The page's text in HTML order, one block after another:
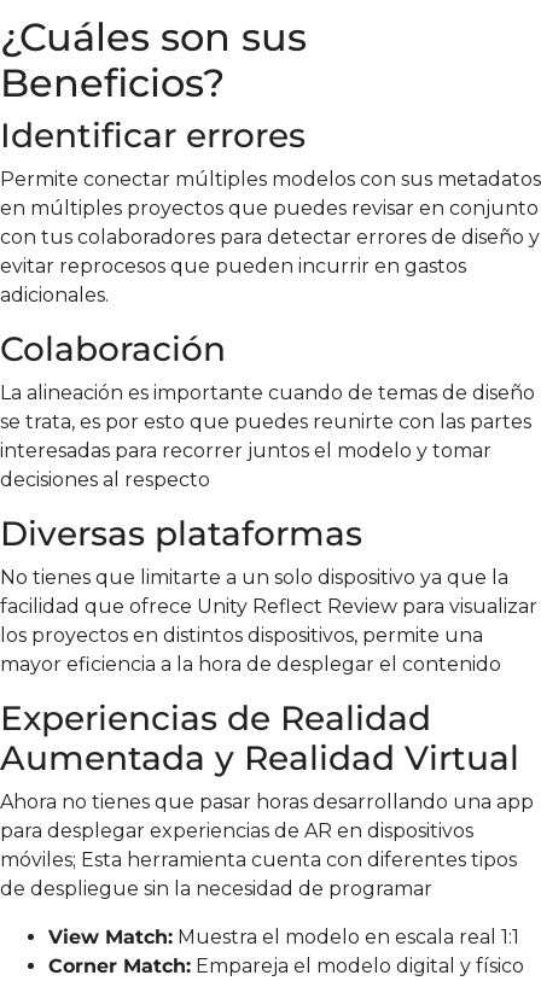
¿Cuáles son sus
Beneficios?
Identificar errores
Permite conectar múltiples modelos con sus metadatos
en múltiples proyectos que puedes revisar en conjunto
con tus colaboradores para detectar errores de diseño y
evitar reprocesos que pueden incurrir en gastos
adicionales.
Colaboración
La alineación es importante cuando de temas de diseño
se trata, es por esto que puedes reunirte con las partes
interesadas para recorrer juntos el modelo y tomar
decisiones al respecto
Diversas plataformas
No tienes que limitarte a un solo dispositivo ya que la
facilidad que ofrece Unity Reflect Review para visualizar
los proyectos en distintos dispositivos, permite una
mayor eficiencia a la hora de desplegar el contenido
Experiencias de Realidad
Aumentada y Realidad Virtual
Ahora no tienes que pasar horas desarrollando una app
para desplegar experiencias de AR en dispositivos
móviles; Esta herramienta cuenta con diferentes tipos
de despliegue sin la necesidad de programar
View Match: Muestra el modelo en escala real 1:1
Corner Match: Empareja el modelo digital y físico